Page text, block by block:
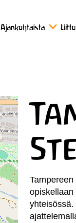
Ajankohtaista Liitto
yhteisössä.